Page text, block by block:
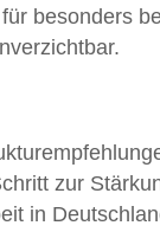
besonders
zur
in